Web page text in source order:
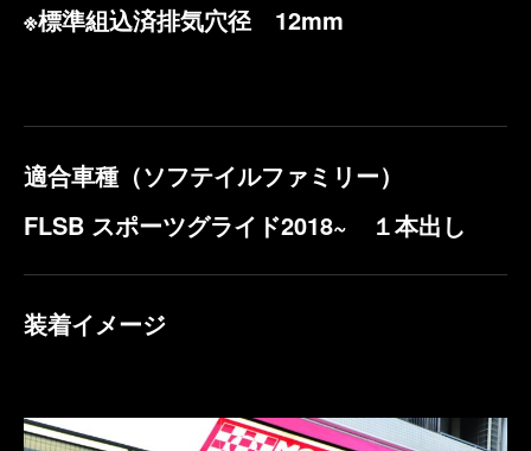
※標準組込済排気穴径 12mm
適合車種（ソフテイルファミリー）
FLSB スポーツグライド2018~ １本出し
装着イメージ